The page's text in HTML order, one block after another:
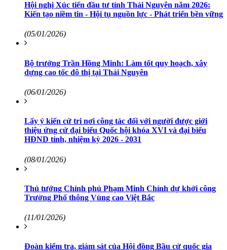
Hội nghị Xúc tiến đầu tư tỉnh Thái Nguyên năm 2026:
Kiến tạo niềm tin - Hội tụ nguồn lực - Phát triển bền vững
(05/01/2026)
Bộ trưởng Trần Hồng Minh: Làm tốt quy hoạch, xây
dựng cao tốc đô thị tại Thái Nguyên
(06/01/2026)
Lấy ý kiến cử tri nơi công tác đối với người được giới
thiệu ứng cử đại biểu Quốc hội khóa XVI và đại biểu
HĐND tỉnh, nhiệm kỳ 2026 - 2031
(08/01/2026)
Thủ tướng Chính phủ Phạm Minh Chính dự khởi công
Trường Phổ thông Vùng cao Việt Bắc
(11/01/2026)
Đoàn kiểm tra, giám sát của Hội đồng Bầu cử quốc gia